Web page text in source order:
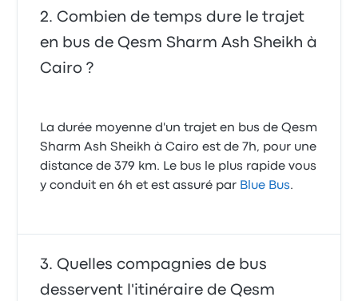
Combien de temps dure le trajet
en bus de Qesm Sharm Ash Sheikh à
Cairo ?
La durée moyenne d'un trajet en bus de Qesm
Sharm Ash Sheikh à Cairo est de 7h, pour une
distance de 379 km. Le bus le plus rapide vous
y conduit en 6h et est assuré par Blue Bus.
Quelles compagnies de bus
desservent l'itinéraire de Qesm